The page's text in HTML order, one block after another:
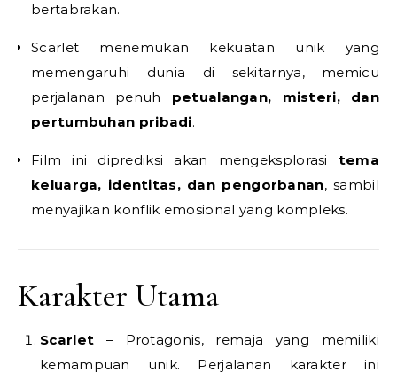
bertabrakan.
Scarlet menemukan kekuatan unik yang
memengaruhi dunia di sekitarnya, memicu
perjalanan penuh petualangan, misteri, dan
pertumbuhan pribadi.
Film ini diprediksi akan mengeksplorasi tema
keluarga, identitas, dan pengorbanan, sambil
menyajikan konflik emosional yang kompleks.
Karakter Utama
Scarlet – Protagonis, remaja yang memiliki
kemampuan unik. Perjalanan karakter ini